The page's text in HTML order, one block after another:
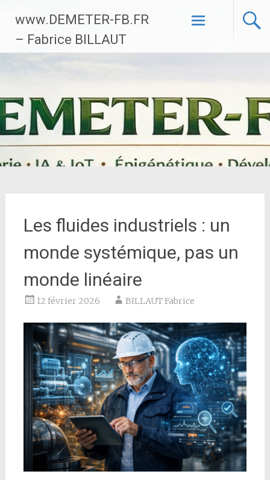
contenu
principal
www.DEMETER-FB.FR
– Fabrice BILLAUT
Les fluides industriels : un
monde systémique, pas un
monde linéaire
12 février 2026 BILLAUT Fabrice